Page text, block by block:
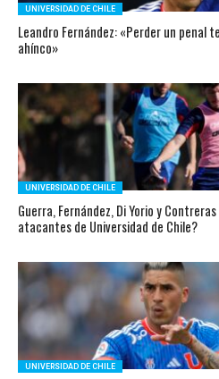
UNIVERSIDAD DE CHILE
Leandro Fernández: «Perder un penal
ahínco»
UNIVERSIDAD DE CHILE
Guerra, Fernández, Di Yorio y
atacantes de Universidad de Chile?
UNIVERSIDAD DE CHILE